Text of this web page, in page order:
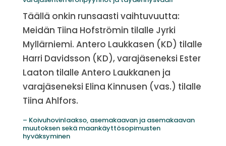
Täällä onkin runsaasti vaihtuvuutta:
Meidän Tiina Hofströmin tilalle Jyrki
Myllärniemi. Antero Laukkasen (KD) tilalle
Harri Davidsson (KD), varajäseneksi Ester
Laaton tilalle Antero Laukkanen ja
varajäseneksi Elina Kinnusen (vas.) tilalle
Tiina Ahlfors.
– Koivuhovinlaakso, asemakaavan ja asemakaavan
muutoksen sekä maankäyttösopimusten
hyväksyminen